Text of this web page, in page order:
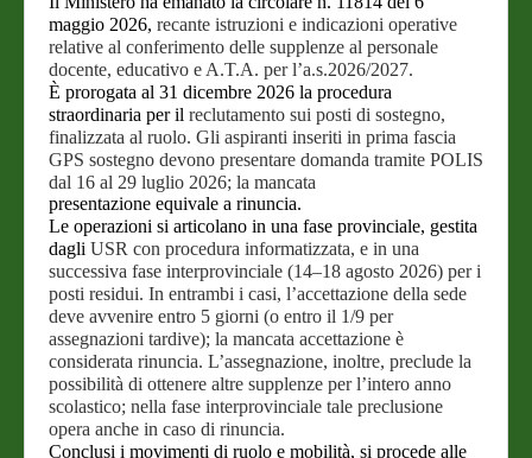
maggio 2026, recante istruzioni e indicazioni operative
relative al conferimento delle supplenze al personale
docente, educativo e A.T.A. perl’a.s.2026/2027.
È prorogata al 31 dicembre 2026 la procedura
straordinaria per il reclutamento sui posti di sostegno,
finalizzata al ruolo. Gli aspiranti inseriti in prima fascia
GPS sostegno devono presentare domanda tramite POLIS
dal 16 al 29 luglio 2026; la mancata
presentazione equivale a rinuncia.
Le operazioni si articolano in una fase provinciale, gestita
dagli USR con procedura informatizzata, e in una
successiva fase interprovinciale (14–18 agosto 2026) per i
posti residui. In entrambi i casi, l’accettazione della sede
deve avvenire entro 5 giorni (o entro il 1/9 per
assegnazioni tardive); la mancata accettazione è
considerata rinuncia. L’assegnazione, inoltre, preclude la
possibilità di ottenere altre supplenze per l’intero anno
scolastico; nella fase interprovinciale tale preclusione
opera anche in caso di rinuncia.
Conclusi i movimenti di ruolo e mobilità, si procede alle